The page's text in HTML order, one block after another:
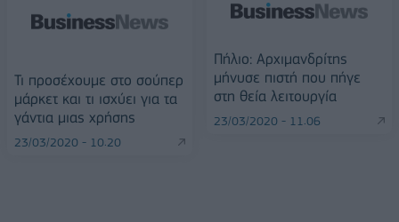
Τι προσέχουμε στο σούπερ
μάρκετ και τι ισχύει για τα
γάντια μιας χρήσης
23/03/2020 - 10:20
Πήλιο: Αρχιμανδρίτης
μήνυσε πιστή που πήγε
στη θεία λειτουργία
23/03/2020 - 11:06